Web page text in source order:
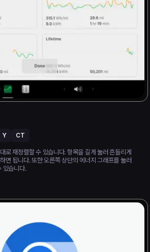
Y CT
로 재정렬할 수 있습니다. 항목을 길게 눌러 흔들리게
면 됩니다. 또한 오른쪽 상단의 에너지 그래프를 눌러
있습니다.